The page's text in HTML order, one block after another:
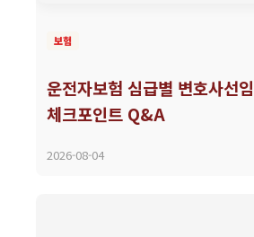
보험
운전자보험 심급별 변호사선
체크포인트 Q&A
2026-08-04